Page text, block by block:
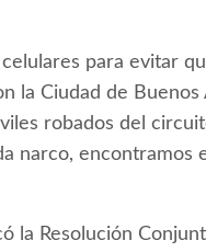
para evitar
la Ciudad de
robados del
narco, encontramos
la Resolución